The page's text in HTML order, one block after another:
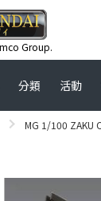
Group.
分類 活動
MG 1/100 ZAKU